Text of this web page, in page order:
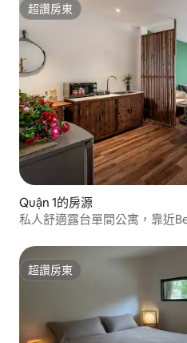
超讚房東
超讚房東
Quận 1的房源
私人舒適露台單間公寓，靠近
超讚房東
超讚房東